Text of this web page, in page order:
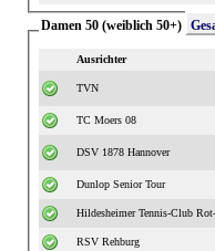
Damen 50 (weiblich 50+)
Ausrichter
TVN
TC Moers 08
DSV 1878 Hannover
Dunlop Senior Tour
Hildesheimer Tennis-Club
RSV Rehburg